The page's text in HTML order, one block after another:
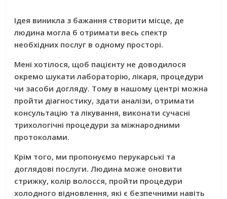
Ідея виникла з бажання створити місце, де
людина могла б отримати весь спектр
необхідних послуг в одному просторі.
Мені хотілося, щоб пацієнту не доводилося
окремо шукати лабораторію, лікаря, процедури
чи засоби догляду. Тому в нашому центрі можна
пройти діагностику, здати аналізи, отримати
консультацію та лікування, виконати сучасні
трихологічні процедури за міжнародними
протоколами.
Крім того, ми пропонуємо перукарські та
доглядові послуги. Людина може оновити
стрижку, колір волосся, пройти процедури
холодного відновлення, які є безпечними навіть